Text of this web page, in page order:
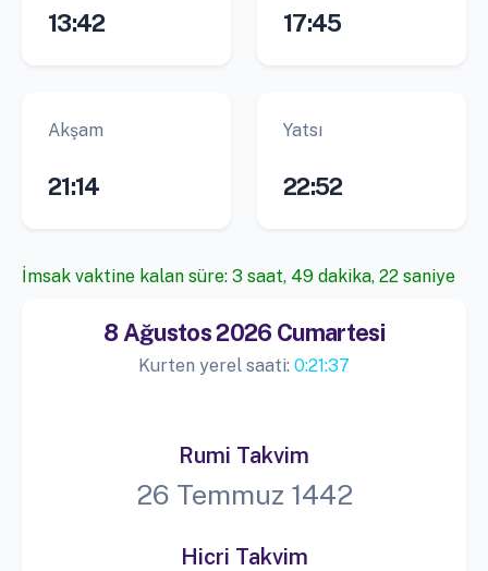
13:42 17:45
Akşam
21:14
Yatsı
22:52
İmsak vaktine kalan süre: 3 saat, 49 dakika, 21 saniye
8 Ağustos 2026 Cumartesi
Kurten yerel saati: 0:21:38
Rumi Takvim
26 Temmuz 1442
Hicri Takvim